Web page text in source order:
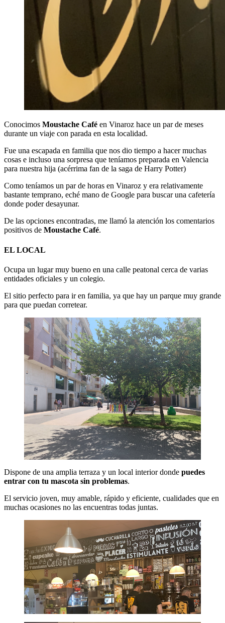
Conocimos Moustache Café en Vinaroz hace un par de meses
durante un viaje con parada en esta localidad.
Fue una escapada en familia que nos dio tiempo a hacer muchas
cosas e incluso una sorpresa que teníamos preparada en Valencia
para nuestra hija (acérrima fan de la saga de Harry Potter)
Como teníamos un par de horas en Vinaroz y era relativamente
bastante temprano, eché mano de Google para buscar una cafetería
donde poder desayunar.
De las opciones encontradas, me llamó la atención los comentarios
positivos de Moustache Café.
EL LOCAL
Ocupa un lugar muy bueno en una calle peatonal cerca de varias
entidades oficiales y un colegio.
El sitio perfecto para ir en familia, ya que hay un parque muy grande
para que puedan corretear.
Dispone de una amplia terraza y un local interior donde puedes
entrar con tu mascota sin problemas.
El servicio joven, muy amable, rápido y eficiente, cualidades que en
muchas ocasiones no las encuentras todas juntas.